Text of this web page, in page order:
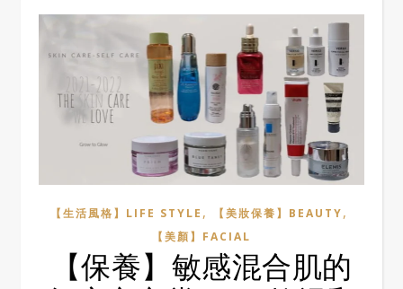
【生活風格】LIFE STYLE , 【美妝保養】BEAUTY,
【美顏】FACIAL
【保養】敏感混合肌的